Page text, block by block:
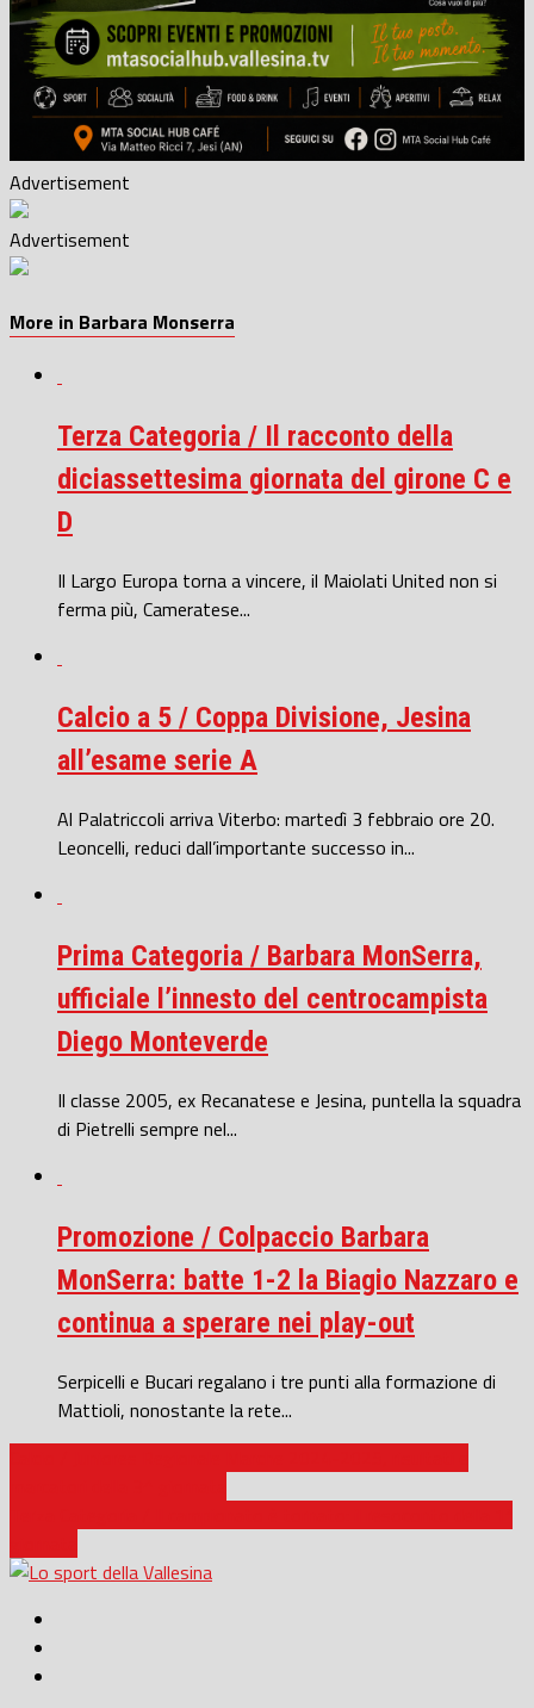
Advertisement
Advertisement
More in Barbara Monserra
Terza Categoria / Il racconto della
diciassettesima giornata del girone C e
D
Il Largo Europa torna a vincere, il Maiolati United non si
ferma più, Cameratese...
Calcio a 5 / Coppa Divisione, Jesina
all’esame serie A
Al Palatriccoli arriva Viterbo: martedì 3 febbraio ore 20.
Leoncelli, reduci dall’importante successo in...
Prima Categoria / Barbara MonSerra,
ufficiale l’innesto del centrocampista
Diego Monteverde
Il classe 2005, ex Recanatese e Jesina, puntella la squadra
di Pietrelli sempre nel...
Promozione / Colpaccio Barbara
MonSerra: batte 1-2 la Biagio Nazzaro e
continua a sperare nei play-out
Serpicelli e Bucari regalano i tre punti alla formazione di
Mattioli, nonostante la rete...